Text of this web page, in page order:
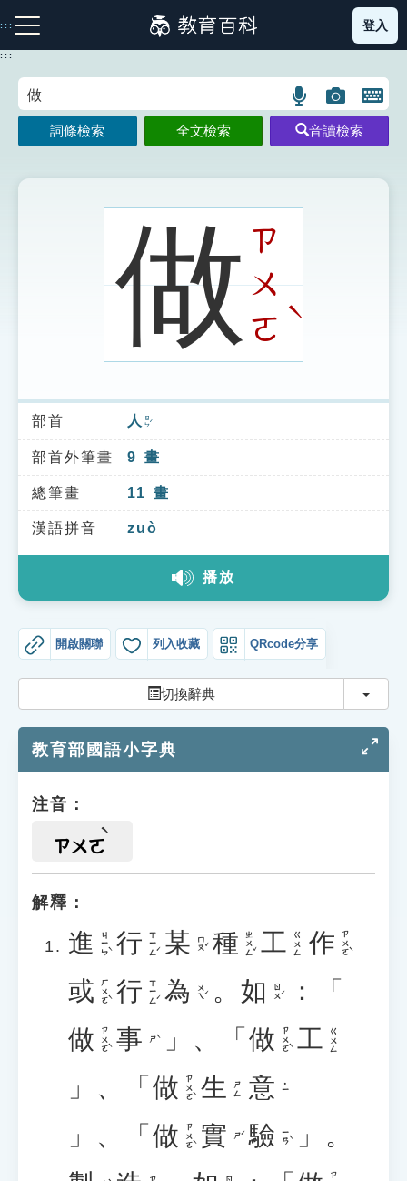
到
主
:::
注音索引圖示 筆畫索引圖示 部首索引表圖示
索引選單
知識索引
單字索引
生命大百科索引
教學應用
貓頭鷹博士
登入
:::
語
言
搜
示
圖
片
搜
開
鍵
圖
詞條檢索 全文檢索 音讀檢索
做ㄗ
ㄨ
ㄛ
ˋ
部首 人 ㄖㄣˊ
部首外筆畫 9 畫
總筆畫 11 畫
漢語拼音 zuò
播放
開啟關聯 列入收藏 QRcode分享
切換辭典 切換
教育部國語小字典
注音：
ㄗㄨㄛ
解釋：
進 ㄐㄧㄣˋ 行 ㄒㄧㄥˊ 某 ㄇㄡˇ 種 ㄓㄨㄥˇ 工 ㄍㄨㄥ 作 ㄗㄨㄛˋ
或 ㄏㄨㄛˋ 行 ㄒㄧㄥˊ 為 ㄨㄟˊ 。 如 ㄖㄨˊ
：「
做 ㄗㄨㄛˋ 事 ㄕˋ 」、「 做 ㄗㄨㄛˋ 工 ㄍㄨㄥ
」、「 做 ㄗㄨㄛˋ 生 ㄕㄥ 意 ˙ㄧ
」、「 做 ㄗㄨㄛˋ 實 ㄕˊ 驗 ㄧㄢˋ
」。